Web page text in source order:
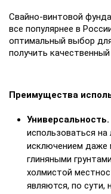
Свайно-винтовой
все популярнее в
оптимальный выбор
получить
Преимущества
Универсальность.
использоваться
исключением даже
глиняными
холмистой
являются, по сути,